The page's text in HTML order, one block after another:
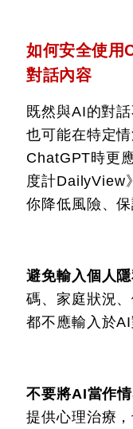
如何安全使用
對話內容
既然與AI的對
也可能在特定
ChatGPT時更
度計DailyView
你降低風險、
避免輸入個人
碼、家庭狀況
都不應輸入於AI
不要將AI當作情
提供心理治療